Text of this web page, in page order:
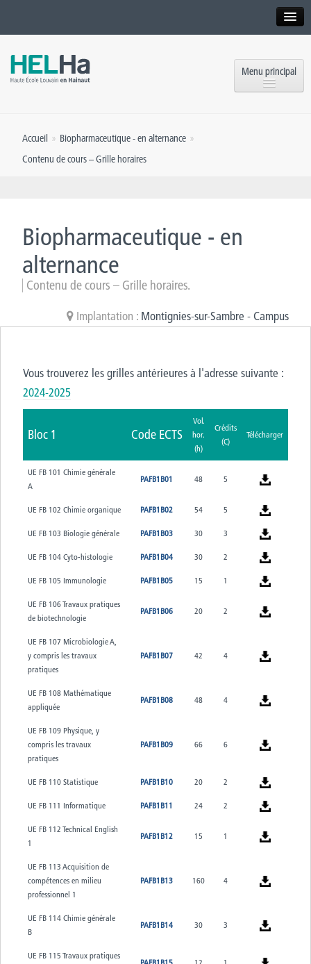
Formation continue et Recherche
Presse
Menu principal
Rencontrez-nous
Inscriptions
Accueil » Biopharmaceutique - en alternance »
Contenu de cours – Grille horaires
Biopharmaceutique - en
alternance
Contenu de cours – Grille horaires.
Implantation : Montignies-sur-Sambre - Campus
Vous trouverez les grilles antérieures à l'adresse suivante :
2024-2025
Bloc 1 Code ECTS
Vol.
hor.
(h)
Crédits
(C)
Télécharger
UE FB 101 Chimie générale
A
PAFB1B01 48 5
UE FB 102 Chimie organique PAFB1B02 54 5
UE FB 103 Biologie générale PAFB1B03 30 3
UE FB 104 Cyto-histologie PAFB1B04 30 2
UE FB 105 Immunologie PAFB1B05 15 1
UE FB 106 Travaux pratiques
de biotechnologie
PAFB1B06 20 2
UE FB 107 Microbiologie A,
y compris les travaux
pratiques
PAFB1B07 42 4
UE FB 108 Mathématique
appliquée
PAFB1B08 48 4
UE FB 109 Physique, y
compris les travaux
pratiques
PAFB1B09 66 6
UE FB 110 Statistique PAFB1B10 20 2
UE FB 111 Informatique PAFB1B11 24 2
UE FB 112 Technical English
1
PAFB1B12 15 1
UE FB 113 Acquisition de
compétences en milieu
professionnel 1
PAFB1B13 160 4
UE FB 114 Chimie générale
B
PAFB1B14 30 3
UE FB 115 Travaux pratiques